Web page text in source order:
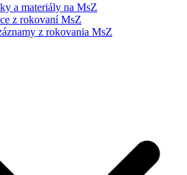
a materiály na MsZ
z rokovaní MsZ
z rokovania MsZ